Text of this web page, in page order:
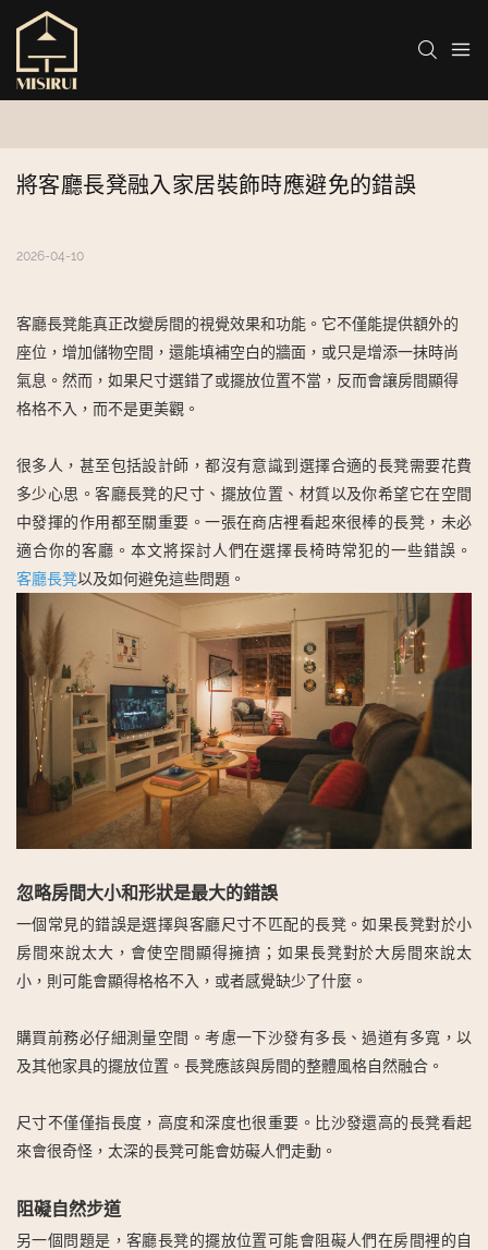
將客廳長凳融入家居裝飾時應避免的錯誤
2026-04-10
客廳長凳能真正改變房間的視覺效果和功能。它不僅能提供額外的
座位，增加儲物空間，還能填補空白的牆面，或只是增添一抹時尚
氣息。然而，如果尺寸選錯了或擺放位置不當，反而會讓房間顯得
格格不入，而不是更美觀。
很多人，甚至包括設計師，都沒有意識到選擇合適的長凳需要花費
多少心思。客廳長凳的尺寸、擺放位置、材質以及你希望它在空間
中發揮的作用都至關重要。一張在商店裡看起來很棒的長凳，未必
適合你的客廳。本文將探討人們在選擇長椅時常犯的一些錯誤。
客廳長凳以及如何避免這些問題。
忽略房間大小和形狀是最大的錯誤
一個常見的錯誤是選擇與客廳尺寸不匹配的長凳。如果長凳對於小
房間來說太大，會​​使空間顯得擁擠；如果長凳對於大房間來說太
小，則可能會顯得格格不入，或者感覺缺少了什麼。
購買前務必仔細測量空間。考慮一下沙發有多長、過道有多寬，以
及其他家具的擺放位置。長凳應該與房間的整體風格自然融合。
尺寸不僅僅指長度，高度和深度也很重要。比沙發還高的長凳看起
來會很奇怪，太深的長凳可能會妨礙人們走動。
阻礙自然步道
另一個問題是，客廳長凳的擺放位置可能會阻礙人們在房間裡的自